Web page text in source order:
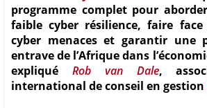
programme complet pour
faible cyber résilience, faire face
cyber menaces et garantir une
entrave de l’Afrique dans
expliqué Rob van Dale,
international de conseil en gestion